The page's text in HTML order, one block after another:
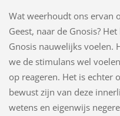
Wat weerhoudt ons ervan
Geest, naar de Gnosis?
Gnosis nauwelijks voelen.
we de stimulans wel
op reageren. Het is echter
bewust zijn van deze
wetens en eigenwijs